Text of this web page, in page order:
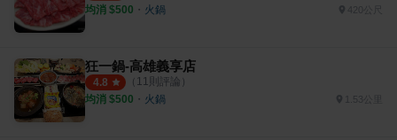
均消 $500 ・ 火鍋
狂一鍋-高雄義享店
4.8 （ 11 則評論）
均消 $500 ・ 火鍋 1.53公里